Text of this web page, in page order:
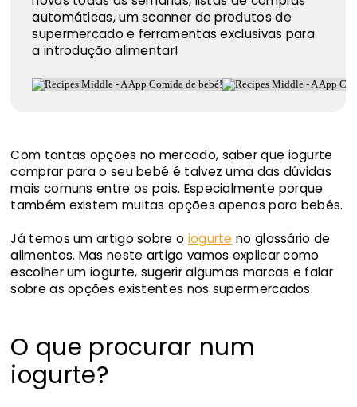
automáticas, um scanner de produtos de
supermercado e ferramentas exclusivas para
a introdução alimentar!
Com tantas opções no mercado, saber que iogurte
comprar para o seu bebé é talvez uma das dúvidas
mais comuns entre os pais. Especialmente porque
também existem muitas opções apenas para bebés.
Já temos um artigo sobre o iogurte no glossário de
alimentos. Mas neste artigo vamos explicar como
escolher um iogurte, sugerir algumas marcas e falar
sobre as opções existentes nos supermercados.
O que procurar num
iogurte?